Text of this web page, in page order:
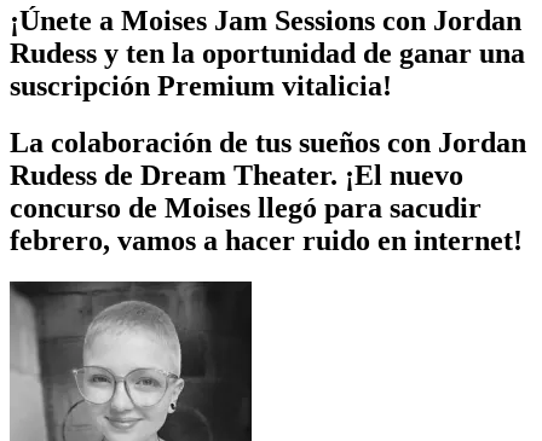
¡Únete a Moises Jam Sessions con Jordan
Rudess y ten la oportunidad de ganar una
suscripción Premium vitalicia!
La colaboración de tus sueños con Jordan
Rudess de Dream Theater. ¡El nuevo
concurso de Moises llegó para sacudir
febrero, vamos a hacer ruido en internet!